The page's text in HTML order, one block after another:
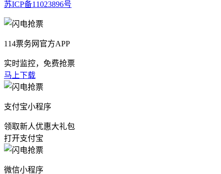
苏ICP备11023896号
114票务网官方APP
实时监控，免费抢票
马上下载
支付宝小程序
领取新人优惠大礼包
打开支付宝
微信小程序